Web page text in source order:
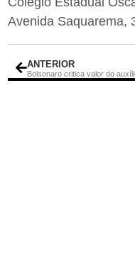
Avenida Saquarema,
ANTERIOR